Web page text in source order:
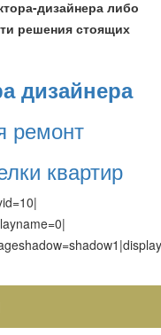
дизайнера либо
решения стоящих
дизайнера
ремонт
квартир